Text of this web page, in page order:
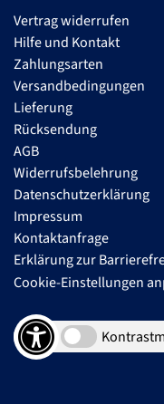
Vertrag widerrufen
Hilfe und Kontakt
Zahlungsarten
Versandbedingungen
Lieferung
Rücksendung
AGB
Widerrufsbelehrung
Datenschutzerklärung
Impressum
Kontaktanfrage
Erklärung zur
Cookie-Einstellungen